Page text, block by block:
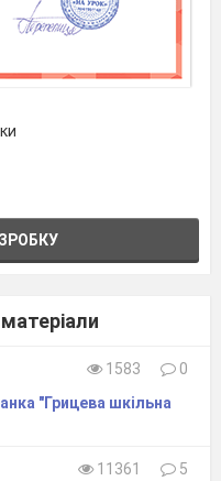
1583
0
"Грицева шкільна
11361
5